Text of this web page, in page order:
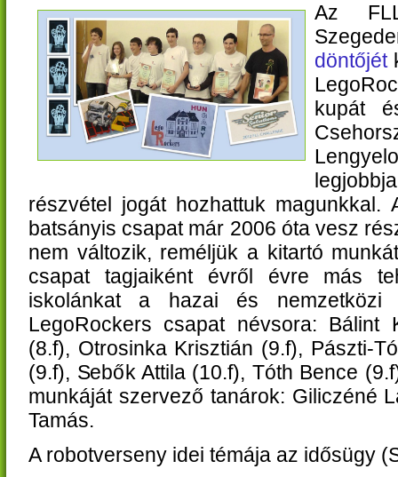
Az
döntőjét
kupát
részvétel jogát hozhattuk magunkkal.
batsányis csapat már 2006 óta vesz
nem változik, reméljük a kitartó
csapat tagjaiként évről évre más
iskolánkat a hazai és nemzetközi
LegoRockers csapat névsora: Bálint
(8.f), Otrosinka Krisztián (9.f), Pászti-
(9.f), Sebők Attila (10.f), Tóth Bence
munkáját szervező tanárok: Giliczéné
Tamás.
A robotverseny idei témája az idősügy